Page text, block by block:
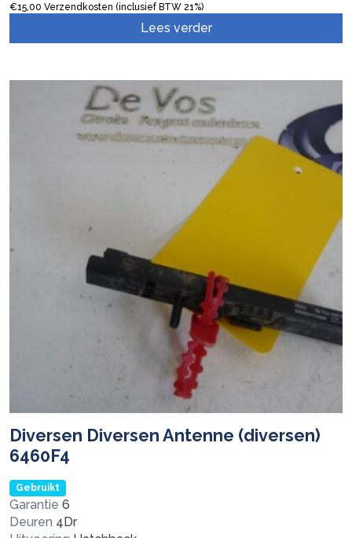
€15,00 Verzendkosten (inclusief BTW 21%)
Lees verder
Diversen Diversen Antenne (diversen)
6460F4
Gebruikt
Garantie 6
Deuren 4Dr